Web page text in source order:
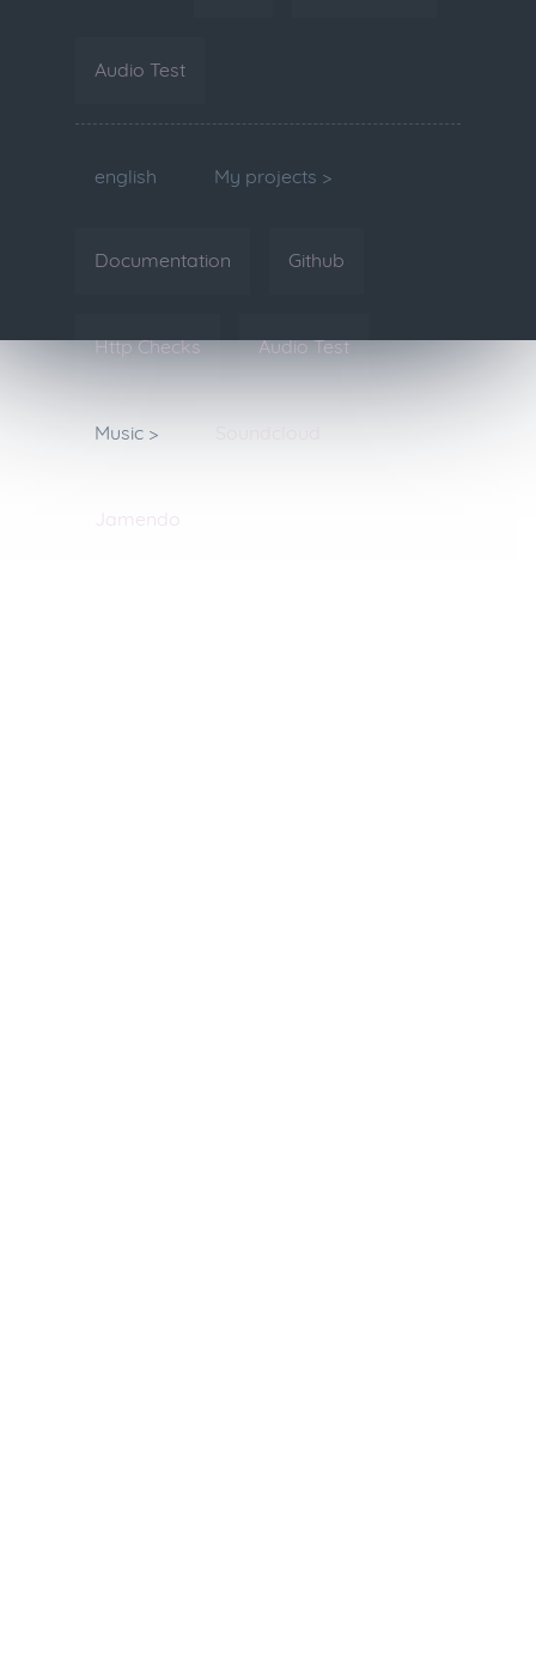
Audio Test
english My projects >
Documentation Github
Http Checks Audio Test
Music >
Jamendo